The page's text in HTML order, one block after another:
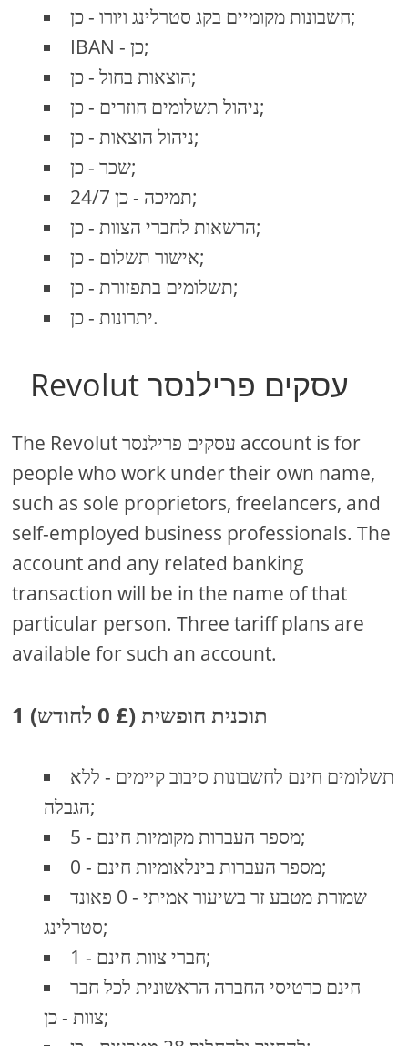
חשבונות מקומיים בקג סטרלינג ויורו - כן;
IBAN - כן;
הוצאות בחול - כן;
ניהול תשלומים חוזרים - כן;
ניהול הוצאות - כן;
שכר - כן;
24/7 תמיכה - כן;
הרשאות לחברי הצוות - כן;
אישור תשלום - כן;
תשלומים בתפזורת - כן;
יתרונות - כן.
Revolut עסקים פרילנסר
The Revolut עסקים פרילנסר account is for
people who work under their own name,
such as sole proprietors, freelancers, and
self-employed business professionals. The
account and any related banking
transaction will be in the name of that
particular person. Three tariff plans are
available for such an account.
1 תוכנית חופשית (£ 0 לחודש)
תשלומים חינם לחשבונות סיבוב קיימים - ללא
הגבלה;
מספר העברות מקומיות חינם - 5;
מספר העברות בינלאומיות חינם - 0;
שמורת מטבע זר בשיעור אמיתי - 0 פאונד
סטרלינג;
חברי צוות חינם - 1;
חינם כרטיסי החברה הראשונית לכל חבר
צוות - כן;